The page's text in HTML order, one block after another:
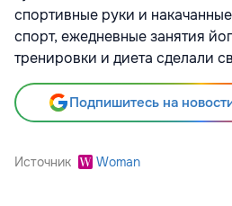
спортивные руки и
спорт, ежедневные занятия
тренировки и диета сделали
Подпишитесь на
Источник Woman